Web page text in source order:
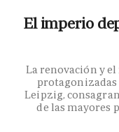
El imperio
La renovación y
protagonizadas
Leipzig,
de las mayores